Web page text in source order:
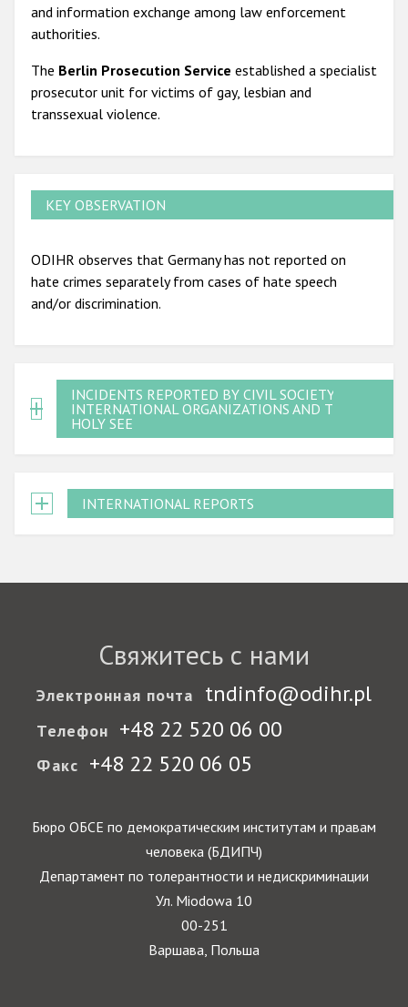
and information exchange among law enforcement
authorities.
The Berlin Prosecution Service established a specialist
prosecutor unit for victims of gay, lesbian and
transsexual violence.
KEY OBSERVATION
ODIHR observes that Germany has not reported on
hate crimes separately from cases of hate speech
and/or discrimination.
INCIDENTS REPORTED BY CIVIL SOCIETY,
INTERNATIONAL ORGANIZATIONS AND THE
HOLY SEE
INTERNATIONAL REPORTS
Свяжитесь с нами
Электронная почта tndinfo@odihr.pl
Телефон +48 22 520 06 00
Факс +48 22 520 06 05
Бюро ОБСЕ по демократическим институтам и правам
человека (БДИПЧ)
Департамент по толерантности и недискриминации
Ул. Miodowa 10
00-251
Варшава, Польша